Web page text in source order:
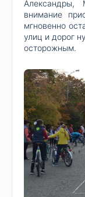
Александры,
внимание
мгновенно
улиц и дорог
осторожным.